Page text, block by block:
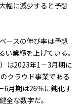
幅に減少すると予想
ースの伸び率は予想
業績を上げている。
は2023年1－3月期に
クラウド事業である
6月期は26％に鈍化す
全な数字だ。